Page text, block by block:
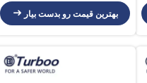
بهترین قیمت رو بدست بیار